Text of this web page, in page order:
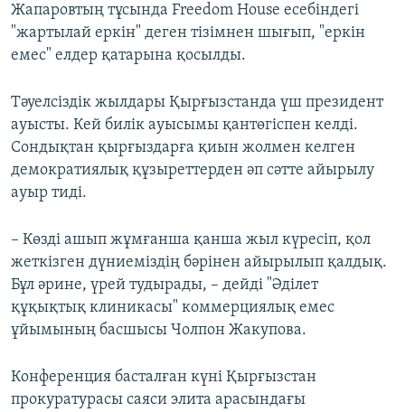
Жапаровтың тұсында Freedom House eceбіндегі
"жартылай еркін" деген тізімнен шығып, "еркін
емес" елдер қатарына қосылды.
Тәуелсіздік жылдары Қырғызстанда үш президент
ауысты. Кей билік ауысымы қантөгіспен келді.
Сондықтан қырғыздарға қиын жолмен келген
демократиялық құзыреттерден әп сәтте айырылу
ауыр тиді.
– Көзді ашып жұмғанша қанша жыл күресіп, қол
жеткізген дүниеміздің бәрінен айырылып қалдық.
Бұл әрине, үрей тудырады, – дейді "Әділет
құқықтық клиникасы" коммерциялық емес
ұйымының басшысы Чолпон Жакупова.
Конференция басталған күні Қырғызстан
прокуратурасы саяси элита арасындағы